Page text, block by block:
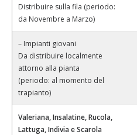
Distribuire sulla fila (periodo:
da Novembre a Marzo)
– Impianti giovani
Da distribuire localmente
attorno alla pianta
(periodo: al momento del
trapianto)
Valeriana, Insalatine, Rucola,
Lattuga, Indivia e Scarola